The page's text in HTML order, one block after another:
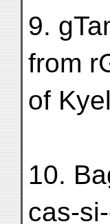
9.
from
of
10.
cas-